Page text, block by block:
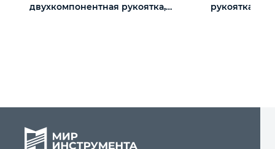
двухкомпонентная рукоятка,
рукоятка,